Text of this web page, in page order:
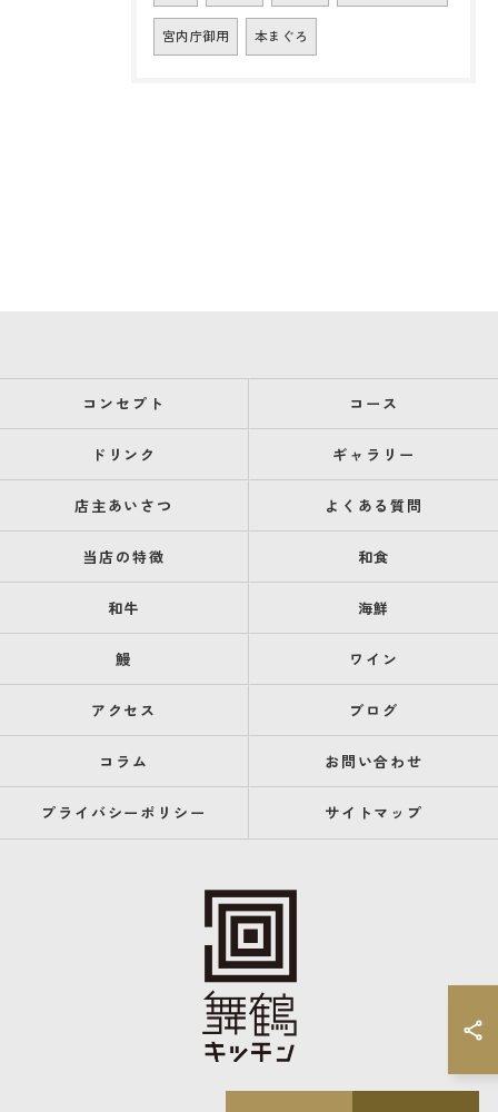
宮内庁御用 本まぐろ
コンセプト コース
ドリンク ギャラリー
店主あいさつ よくある質問
当店の特徴 和食
和牛 海鮮
鰻 ワイン
アクセス ブログ
コラム お問い合わせ
プライバシーポリシー サイトマップ